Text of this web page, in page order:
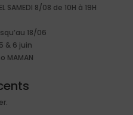
SAMEDI 8/08 de 10H à 19H
18/06
& 6 juin
MAMAN